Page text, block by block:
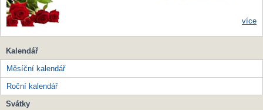
více
Kalendář
Měsíční kalendář
Roční kalendář
Svátky